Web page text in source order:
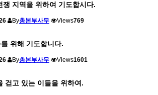
쟁 지역을 위하여 기도합시다.
By총본부사무 Views769
위해 기도합니다.
By총본부사무 Views1601
걷고 있는 이들을 위하여.